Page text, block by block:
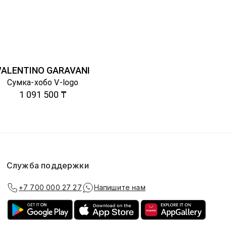
GARAVANI
Сумка-хобо V-logo
1 091 500 ₸
Служба поддержки
+7 700 000 27 27 Напишите нам